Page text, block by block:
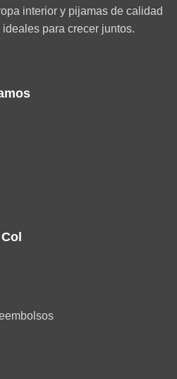
interior y pijamas de calidad
para crecer juntos.